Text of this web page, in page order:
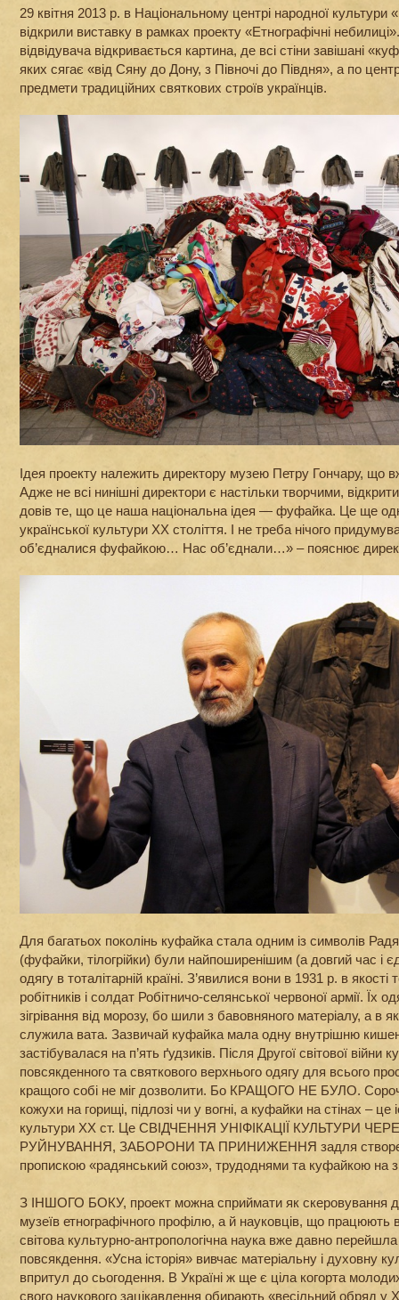
29 квітня 2013 р. в Національному центрі народної культури
відкрили виставку в рамках проекту «Етнографічні
відвідувача відкривається картина, де всі стіни завішані
яких сягає «від Сяну до Дону, з Півночі до Півдня», а по
предмети традиційних святкових строїв українців.
Ідея проекту належить директору музею Петру Гончару, що
Адже не всі нинішні директори є настільки творчими,
довів те, що це наша національна ідея — фуфайка. Це ще
української культури ХХ століття. І не треба нічого
об’єдналися фуфайкою… Нас об’єднали…» – пояснює
Для багатьох поколінь куфайка стала одним із символів
(фуфайки, тілогрійки) були найпоширенішим (а довгий час і
одягу в тоталітарній країні. З’явилися вони в 1931 р. в
робітників і солдат Робітничо-селянської червоної армії. Їх
зігрівання від морозу, бо шили з бавовняного матеріалу, а в
служила вата. Зазвичай куфайка мала одну внутрішню
застібувалася на п’ять ґудзиків. Після Другої світової
повсякденного та святкового верхнього одягу для всього
кращого собі не міг дозволити. Бо КРАЩОГО НЕ БУЛО.
кожухи на горищі, підлозі чи у вогні, а куфайки на стінах – це
культури ХХ ст. Це СВІДЧЕННЯ УНІФІКАЦІЇ КУЛЬТУРИ
РУЙНУВАННЯ, ЗАБОРОНИ ТА ПРИНИЖЕННЯ задля
пропискою «радянський союз», трудоднями та куфайкою на
З ІНШОГО БОКУ, проект можна сприймати як скеровування
музеїв етнографічного профілю, а й науковців, що працюють
світова культурно-антропологічна наука вже давно
повсякдення. «Усна історія» вивчає матеріальну і духовну
впритул до сьогодення. В Україні ж ще є ціла когорта
свого наукового зацікавлення обирають «весільний обряд у